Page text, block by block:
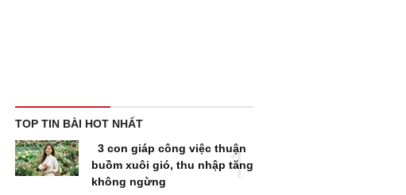
TOP TIN BÀI HOT NHẤT
3 con giáp công việc thuận
buồm xuôi gió, thu nhập tăng
không ngừng